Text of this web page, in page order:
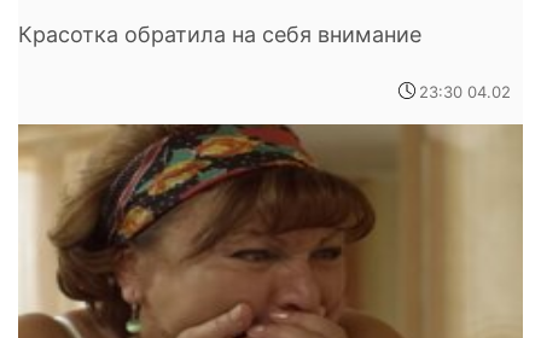
Красотка обратила на себя внимание
23:30 04.02